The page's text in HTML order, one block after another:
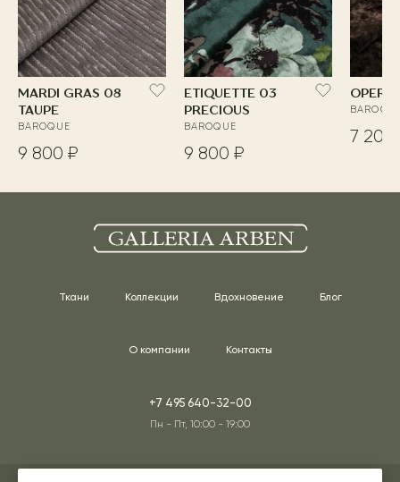
MARDI GRAS 08
TAUPE
BAROQUE
9 800 ₽
ETIQUETTE 03
PRECIOUS
BAROQUE
9 800 ₽
OPERA
7 200
Ткани Коллекции Вдохновение Блог
О компании Контакты
+7 495 640-32-00
Пн - Пт, 10:00 - 19:00